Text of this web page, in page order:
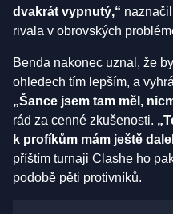
dvakrát vypnutý,“
rivala v obrovských
Benda nakonec uznal, že
ohledech tím lepším, a
„Šance jsem tam měl,
rád za cenné zkušenosti.
k profíkům mám ještě
příštím turnaji Clashe ho
podobě pěti protivníků.